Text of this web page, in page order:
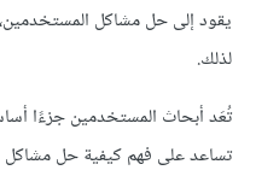
يقود إلى حل مشاكل
لذلك.
تُعَد أبحاث المستخدمين جزءًا
تساعد على فهم كيفية حل